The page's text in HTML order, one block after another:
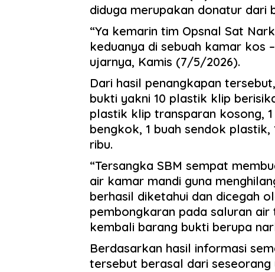
diduga merupakan donatur dari
“Ya kemarin tim Opsnal Sat
keduanya di sebuah kamar kos
ujarnya, Kamis (7/5/2026).
Dari hasil penangkapan
bukti yakni 10 plastik klip
plastik klip transparan kosong,
bengkok, 1 buah sendok
ribu.
“Tersangka SBM sempat
air kamar mandi guna
berhasil diketahui dan dicegah
pembongkaran pada saluran
kembali barang bukti berupa
Berdasarkan hasil informasi
tersebut berasal dari